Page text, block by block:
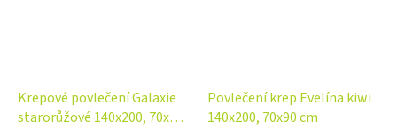
Krepové povlečení Galaxie
starorůžové 140x200, 70x90
Povlečení krep Evelína kiwi
140x200, 70x90 cm